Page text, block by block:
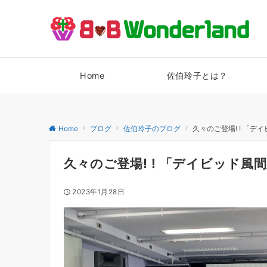
Home 佐伯玲子とは？
Home ブログ 佐伯玲子のブログ 久々のご登場! ! 「デ
久々のご登場! ! 「デイビッド風
2023年1月28日